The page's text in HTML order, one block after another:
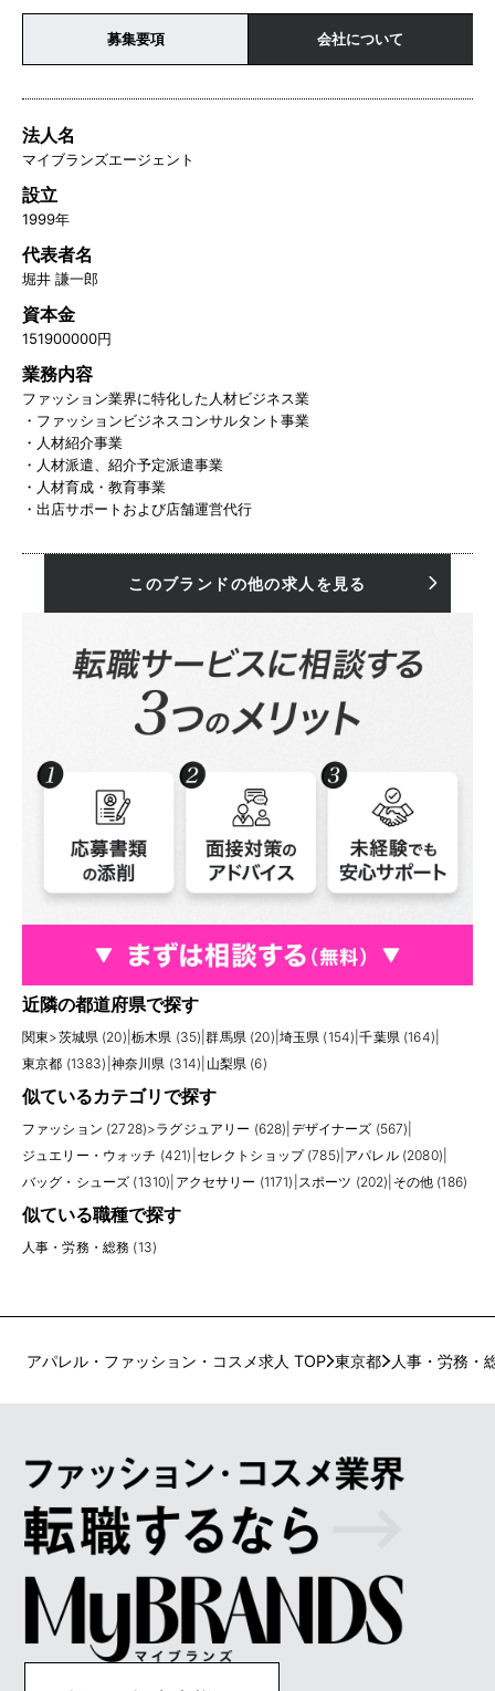
募集要項 会社について
法人名
マイブランズエージェント
設立
1999年
代表者名
堀井 謙一郎
資本金
151900000円
業務内容
ファッション業界に特化した人材ビジネス業
・ファッションビジネスコンサルタント事業
・人材紹介事業
・人材派遣、紹介予定派遣事業
・人材育成・教育事業
・出店サポートおよび店舗運営代行
このブランドの他の求人を見る
近隣の都道府県で探す
関東>茨城県 (20) 栃木県 (35) |群馬県 (20) 埼玉県 (154) |千葉県 (164)
東京都 (1383) 神奈川県 (314) 山梨県 (6)
似ているカテゴリで探す
ファッション (2728)>ラグジュアリー (628) デザイナーズ (567)
ジュエリー・ウォッチ (421) セレクトショップ (785) アパレル (2080)
バッグ・シューズ (1310) アクセサリー (1171) スポーツ (202) その他 (186)
似ている職種で探す
人事・労務・総務 (13)
アパレル・ファッション・コスメ求人 TOP 東京都 人事・労務・